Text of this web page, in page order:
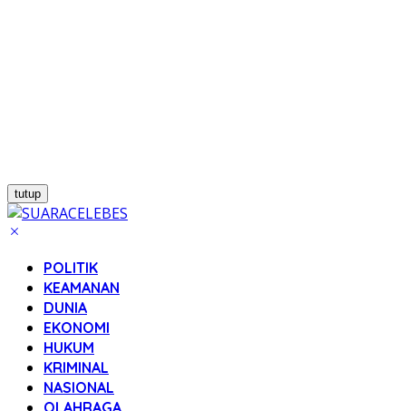
tutup
POLITIK
KEAMANAN
DUNIA
EKONOMI
HUKUM
KRIMINAL
NASIONAL
OLAHRAGA